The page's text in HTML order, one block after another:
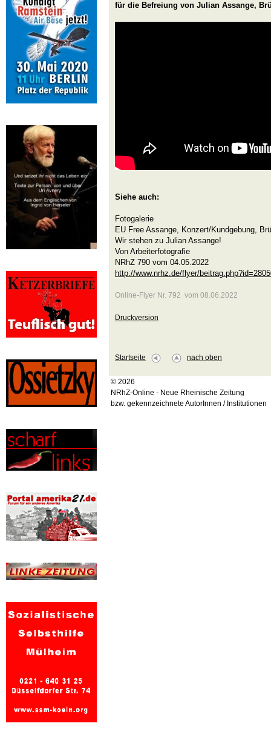
für die Befreiung von Julian Assange,
Siehe auch:
Fotogalerie
EU Free Assange, Konzert/Kundgebung,
Wir stehen zu Julian Assange!
Von Arbeiterfotografie
NRhZ 790 vom 04.05.2022
http://www.nrhz.de/flyer/
Online-Flyer Nr. 792 vom 08.06.2022
Druckversion
Startseite nach oben
© 2026
NRhZ-Online - Neue Rheinische Zeitung
bzw. gekennzeichnete AutorInnen / Institutionen